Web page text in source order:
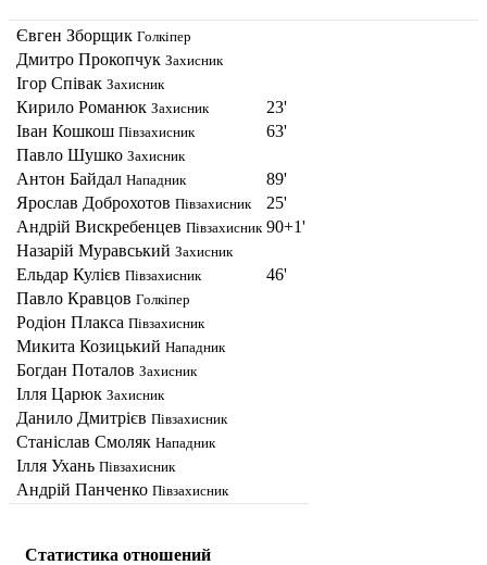
Євген Зборщик Голкіпер
Дмитро Прокопчук Захисник
Ігор Співак Захисник
Кирило Романюк Захисник
23'
Іван Кошкош Півзахисник
63'
Павло Шушко Захисник
Антон Байдал Нападник
89'
Ярослав Доброхотов Півзахисник
25'
Андрій Вискребенцев Півзахисник 90+1'
Назарій Муравський Захисник
Ельдар Кулієв Півзахисник
46'
Павло Кравцов Голкіпер
Родіон Плакса Півзахисник
Микита Козицький Нападник
Богдан Поталов Захисник
Ілля Царюк Захисник
Данило Дмитрієв Півзахисник
Станіслав Смоляк Нападник
Ілля Ухань Півзахисник
Андрiй Панченко Півзахисник
Статистика отношений